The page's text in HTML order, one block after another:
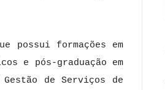
possui formações em
e pós-graduação em
de Serviços de